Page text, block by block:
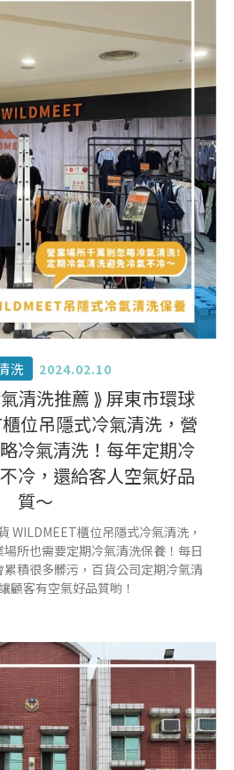
洗 2024.02.10
清洗推薦 ⟫ 屏東市環球
位吊隱式冷氣清洗，營
冷氣清洗！每年定期冷
冷，還給客人空氣好品
質～
WILDMEET櫃位吊隱式冷氣清洗，
所也需要定期冷氣清洗保養！每日
積很多髒污，百貨公司定期冷氣清
顧客有空氣好品質喲！